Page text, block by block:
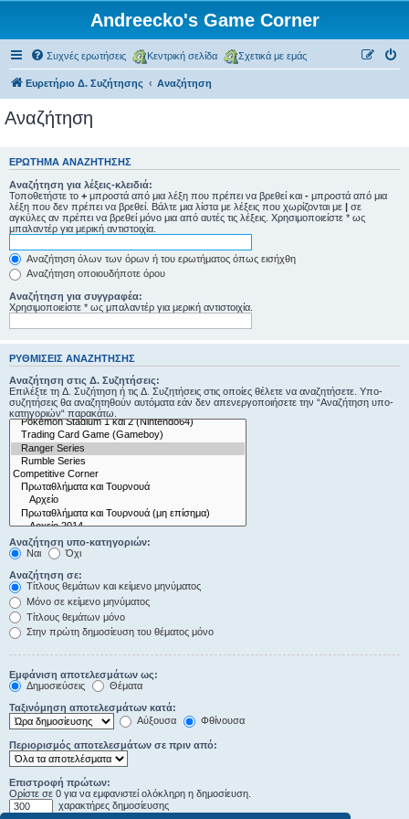
Andreecko's Game Corner
Συχνές ερωτήσεις Κεντρική σελίδα Σχετικά με εμάς
Ευρετήριο Δ. Συζήτησης Αναζήτηση
Αναζήτηση
ΕΡΏΤΗΜΑ ΑΝΑΖΉΤΗΣΗΣ
Αναζήτηση για λέξεις-κλειδιά:
Τοποθετήστε το + μπροστά από μια λέξη που πρέπει να βρεθεί και - μπροστά από μια
λέξη που δεν πρέπει να βρεθεί. Βάλτε μια λίστα με λέξεις που χωρίζονται με | σε
αγκύλες αν πρέπει να βρεθεί μόνο μια από αυτές τις λέξεις. Χρησιμοποιείστε * ως
μπαλαντέρ για μερική αντιστοιχία.
Αναζήτηση όλων των όρων ή του ερωτήματος όπως εισήχθη
Αναζήτηση οποιουδήποτε όρου
Αναζήτηση για συγγραφέα:
Χρησιμοποιείστε * ως μπαλαντέρ για μερική αντιστοιχία.
ΡΥΘΜΊΣΕΙΣ ΑΝΑΖΉΤΗΣΗΣ
Αναζήτηση στις Δ. Συζητήσεις:
Επιλέξτε τη Δ. Συζήτηση ή τις Δ. Συζητήσεις στις οποίες θέλετε να αναζητήσετε. Υπο-
συζητήσεις θα αναζητηθούν αυτόματα εάν δεν απενεργοποιήσετε την “Αναζήτηση υπο-
κατηγοριών“ παρακάτω.
Αναζήτηση υπο-κατηγοριών:
Ναι
Όχι
Αναζήτηση σε:
Τίτλους θεμάτων και κείμενο μηνύματος
Μόνο σε κείμενο μηνύματος
Τίτλους θεμάτων μόνο
Στην πρώτη δημοσίευση του θέματος μόνο
Εμφάνιση αποτελεσμάτων ως:
Δημοσιεύσεις
Θέματα
Ταξινόμηση αποτελεσμάτων κατά:
Αύξουσα
Φθίνουσα
Περιορισμός αποτελεσμάτων σε πριν από:
Επιστροφή πρώτων:
Ορίστε σε 0 για να εμφανιστεί ολόκληρη η δημοσίευση.
χαρακτήρες δημοσίευσης